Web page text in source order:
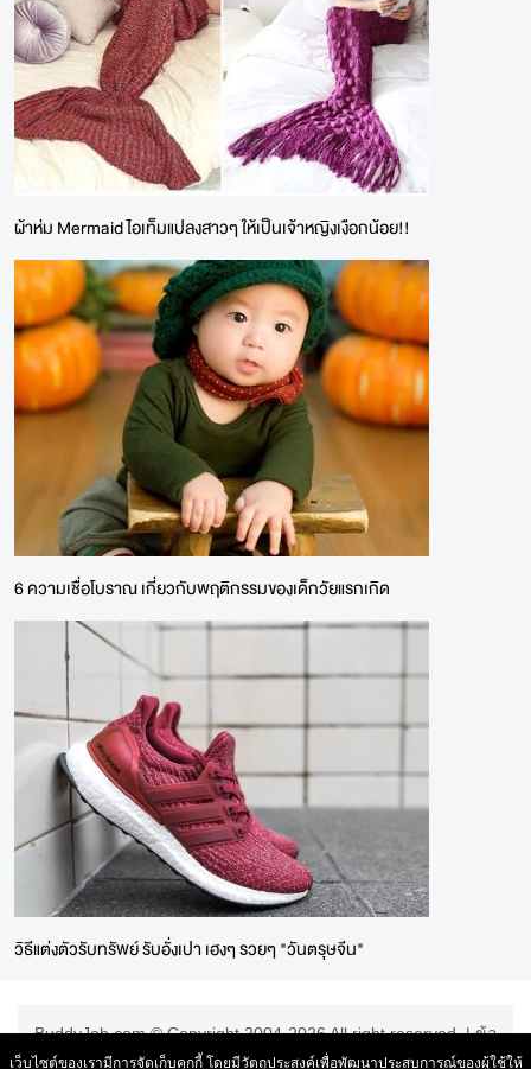
ผ้าห่ม Mermaid ไอเท็มแปลงสาวๆ ให้เป็นเจ้าหญิงเงือกน้อย!!
6 ความเชื่อโบราณ เกี่ยวกับพฤติกรรมของเด็กวัยแรกเกิด
วิธีแต่งตัวรับทรัพย์ รับอั่งเปา เฮงๆ รวยๆ "วันตรุษจีน"
BuddyJob.com © Copyright 2004-2026 All right reserved. |ข้อ
ตกลงการใช้บริการ|
เว็บไซต์ของเรามีการจัดเก็บคุกกี้ โดยมีวัตถุประสงค์เพื่อพัฒนาประสบการณ์ของผู้ใช้ให้